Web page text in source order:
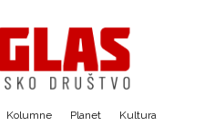
Kolumne Planet Kultura